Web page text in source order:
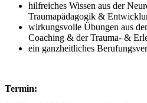
hilfreiches Wissen aus der
Traumapädagogik &
wirkungsvolle Übungen aus
Coaching & der Trauma- &
ein ganzheitliches
Termin: